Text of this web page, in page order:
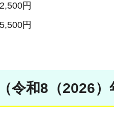
円
円
和8（2026）